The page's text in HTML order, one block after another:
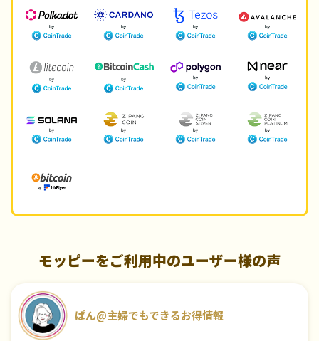
モッピーをご利用中のユーザー様の声
ぱん@主婦でもできるお得情報